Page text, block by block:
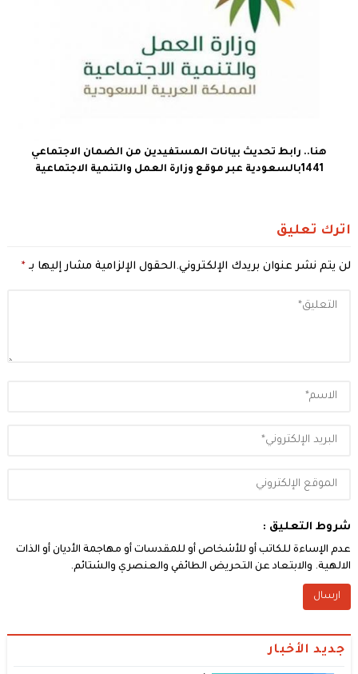
هنا.. رابط تحديث بيانات المستفيدين من الضمان الاجتماعي
1441بالسعودية عبر موقع وزارة العمل والتنمية الاجتماعية
اترك تعليق
لن يتم نشر عنوان بريدك الإلكتروني.الحقول الإلزامية مشار إليها بـ *
شروط التعليق :
عدم الإساءة للكاتب أو للأشخاص أو للمقدسات أو مهاجمة الأديان أو الذات
الالهية. والابتعاد عن التحريض الطائفي والعنصري والشتائم.
جديد الأخبار